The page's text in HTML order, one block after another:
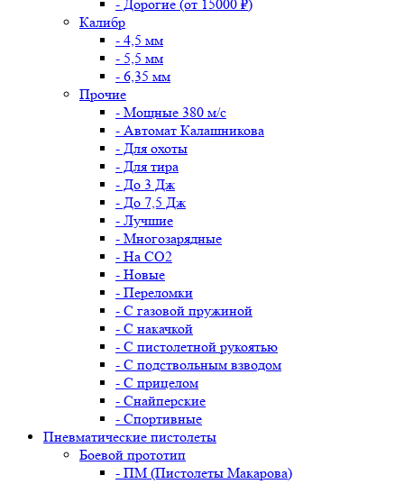
- Дорогие (от 15000 ₽)
Калибр
- 4,5 мм
- 5,5 мм
- 6,35 мм
Прочие
- Мощные 380 м/с
- Автомат Калашникова
- Для охоты
- Для тира
- До 3 Дж
- До 7,5 Дж
- Лучшие
- Многозарядные
- На CO2
- Новые
- Переломки
- С газовой пружиной
- С накачкой
- С пистолетной рукоятью
- С подствольным взводом
- С прицелом
- Снайперские
- Спортивные
Пневматические пистолеты
Боевой прототип
- ПМ (Пистолеты Макарова)